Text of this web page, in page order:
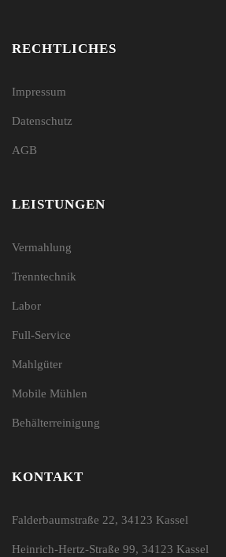
RECHTLICHES
Impressum
Datenschutz
AGB
LEISTUNGEN
Vermahlung
Trenntechnik
Labor
Full-Service
Mahlgüter
Mobile Mühlen
Behälterreinigung
KONTAKT
Falderbaumstraße 22, 34123 Kassel
Heinrich-Hertz-Straße 99, 34123 Kassel